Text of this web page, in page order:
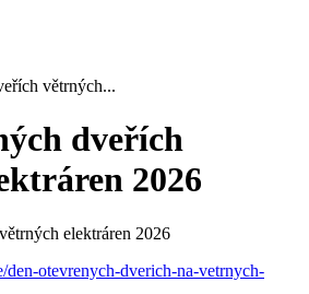
větrných...
dveřích
2026
elektráren 2026
den-otevrenych-dverich-na-vetrnych-